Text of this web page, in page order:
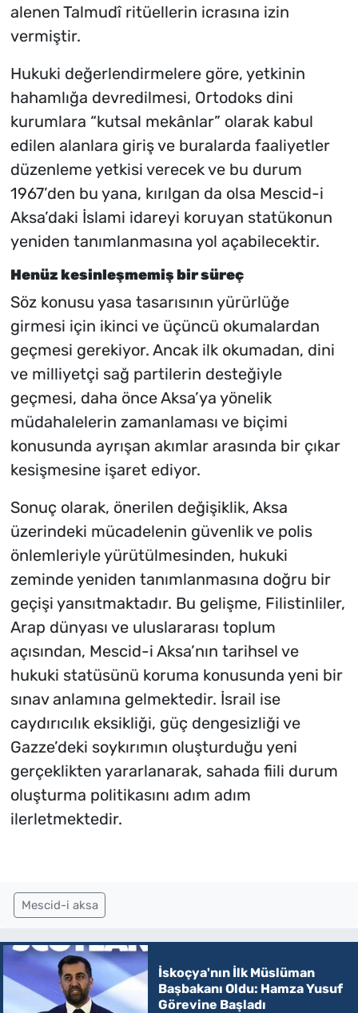
alenen Talmudî ritüellerin icrasına izin
vermiştir.
Hukuki değerlendirmelere göre, yetkinin
hahamlığa devredilmesi, Ortodoks dini
kurumlara “kutsal mekânlar” olarak kabul
edilen alanlara giriş ve buralarda faaliyetler
düzenleme yetkisi verecek ve bu durum
1967’den bu yana, kırılgan da olsa Mescid-i
Aksa’daki İslami idareyi koruyan statükonun
yeniden tanımlanmasına yol açabilecektir.
Henüz kesinleşmemiş bir süreç
Söz konusu yasa tasarısının yürürlüğe
girmesi için ikinci ve üçüncü okumalardan
geçmesi gerekiyor. Ancak ilk okumadan, dini
ve milliyetçi sağ partilerin desteğiyle
geçmesi, daha önce Aksa’ya yönelik
müdahalelerin zamanlaması ve biçimi
konusunda ayrışan akımlar arasında bir çıkar
kesişmesine işaret ediyor.
Sonuç olarak, önerilen değişiklik, Aksa
üzerindeki mücadelenin güvenlik ve polis
önlemleriyle yürütülmesinden, hukuki
zeminde yeniden tanımlanmasına doğru bir
geçişi yansıtmaktadır. Bu gelişme, Filistinliler,
Arap dünyası ve uluslararası toplum
açısından, Mescid-i Aksa’nın tarihsel ve
hukuki statüsünü koruma konusunda yeni bir
sınav anlamına gelmektedir. İsrail ise
caydırıcılık eksikliği, güç dengesizliği ve
Gazze’deki soykırımın oluşturduğu yeni
gerçeklikten yararlanarak, sahada fiili durum
oluşturma politikasını adım adım
ilerletmektedir.
Mescid-i aksa
İskoçya'nın İlk Müslüman
Başbakanı Oldu: Hamza Yusuf
Görevine Başladı